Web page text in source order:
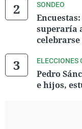
SONDEO
superaría
celebrarse
ELECCIONES
Pedro
e hijos,